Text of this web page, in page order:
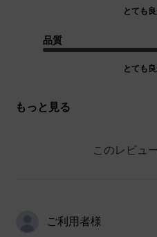
とても
品質
とても
もっと見る
このレビュ
ご利用者様